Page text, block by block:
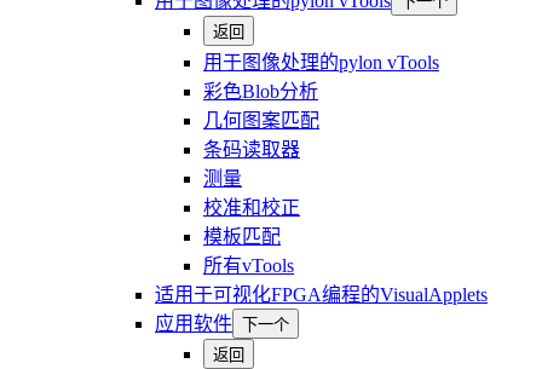
返回
用于图像处理的pylon vTools
彩色Blob分析
几何图案匹配
条码读取器
测量
校准和校正
模板匹配
所有vTools
适用于可视化FPGA编程的VisualApplets
应用软件
下一个
返回